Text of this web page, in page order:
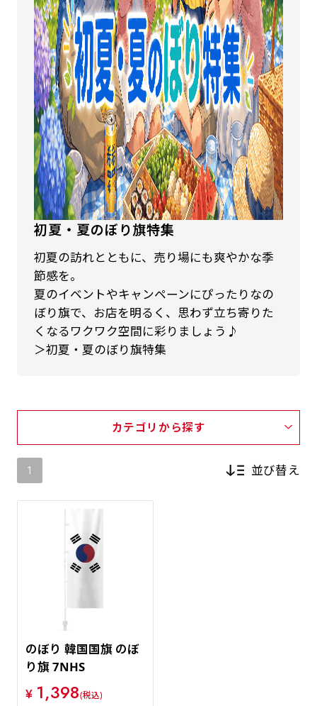
初夏・夏のぼり旗特集
初夏の訪れとともに、売り場にも爽やかな季
節感を。
夏のイベントやキャンペーンにぴったりなの
ぼり旗で、お店を明るく、思わず立ち寄りた
くなるワクワク空間に彩りましょう♪
＞初夏・夏のぼり旗特集
カテゴリから探す
1 並び替え
のぼり 韓国国旗 のぼ
り旗 7NHS
¥ 1,398(税込)